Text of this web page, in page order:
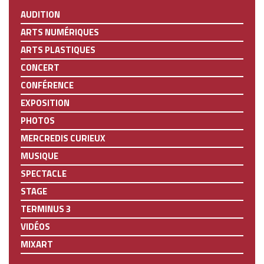
AUDITION
ARTS NUMÉRIQUES
ARTS PLASTIQUES
CONCERT
CONFÉRENCE
EXPOSITION
PHOTOS
MERCREDIS CURIEUX
MUSIQUE
SPECTACLE
STAGE
TERMINUS 3
VIDÉOS
MIXART